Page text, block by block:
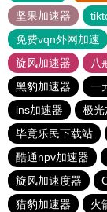
坚果加速器
免费vqn外网加速
旋风加速器
八
黑豹加速器
一
ins加速器
极光
毕竟乐民下载站
酷通npv加速器
旋风加速度器
猎豹加速器
火